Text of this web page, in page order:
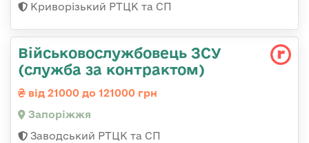
Криворізький РТЦК та СП
Військовослужбовець ЗСУ
(служба за контрактом)
від 21000 до 121000 грн
Запоріжжя
Заводський РТЦК та СП